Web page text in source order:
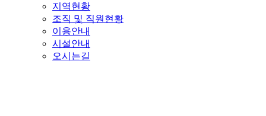
지역현황
조직 및 직원현황
이용안내
시설안내
오시는길